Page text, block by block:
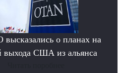
о планах на
выхода США из альянса